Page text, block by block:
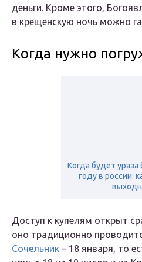
деньги. Кроме этого,
в крещенскую ночь можно
Когда нужно
Когда будет ураза
году в россии:
Доступ к купелям открыт
оно традиционно
Сочельник – 18 января, то